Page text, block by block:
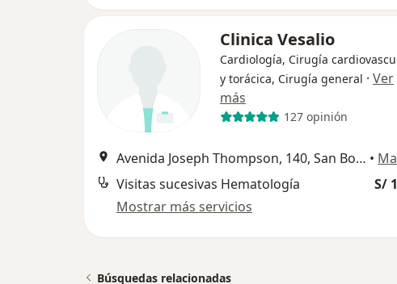
Clinica Vesalio
Cardiología, Cirugía
y torácica, Cirugía general · Ver
más
127 opinión
Avenida Joseph Thompson, 140, San Borja •
Visitas sucesivas Hematología
S/
Mostrar más servicios
Búsquedas relacionadas